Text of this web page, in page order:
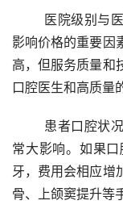
影响价格的重要因
高，但服务质量和
口腔医生和高质量
常大影响。如果
牙，费用会相应增
骨、上颌窦提升等